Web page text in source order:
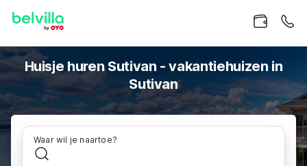
Huisje huren Sutivan - vakantiehuizen in
Sutivan
Waar wil je naartoe?